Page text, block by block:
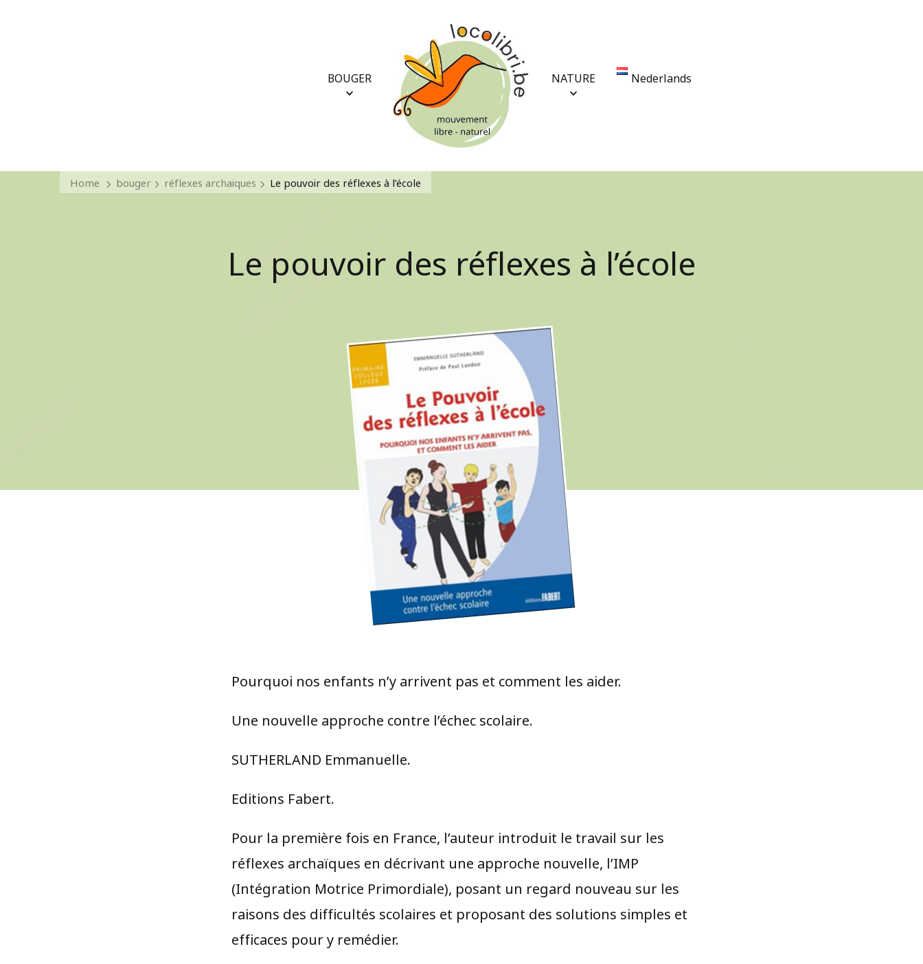
BOUGER NATURE Nederlands
Home bouger réflexes archaiques Le pouvoir des réflexes à l’école
Le pouvoir des réflexes à l’école
Pourquoi nos enfants n’y arrivent pas et comment les aider.
Une nouvelle approche contre l’échec scolaire.
SUTHERLAND Emmanuelle.
Editions Fabert.
Pour la première fois en France, l’auteur introduit le travail sur les
réflexes archaïques en décrivant une approche nouvelle, l’IMP
(Intégration Motrice Primordiale), posant un regard nouveau sur les
raisons des difficultés scolaires et proposant des solutions simples et
efficaces pour y remédier.